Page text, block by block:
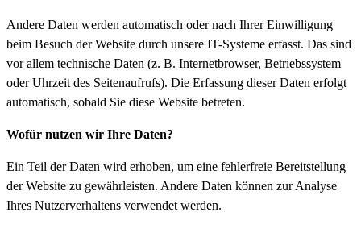
Andere Daten werden automatisch oder nach Ihrer Einwilligung
beim Besuch der Website durch unsere IT-Systeme erfasst. Das sind
vor allem technische Daten (z. B. Internetbrowser, Betriebssystem
oder Uhrzeit des Seitenaufrufs). Die Erfassung dieser Daten erfolgt
automatisch, sobald Sie diese Website betreten.
Wofür nutzen wir Ihre Daten?
Ein Teil der Daten wird erhoben, um eine fehlerfreie Bereitstellung
der Website zu gewährleisten. Andere Daten können zur Analyse
Ihres Nutzerverhaltens verwendet werden.